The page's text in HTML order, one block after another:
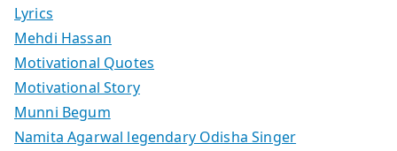
Lyrics
Mehdi Hassan
Motivational Quotes
Motivational Story
Munni Begum
Namita Agarwal legendary Odisha Singer